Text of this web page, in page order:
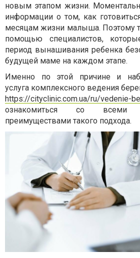
новым этапом жизни.
информации о том, как
месяцам жизни малыша. Поэтому
помощью специалистов,
период вынашивания ребенка
будущей маме на каждом этапе.
Именно по этой причине и
услуга комплексного ведения
https://cityclinic.com.ua/ru/vedenie-
ознакомиться со всеми
преимуществами такого подхода.